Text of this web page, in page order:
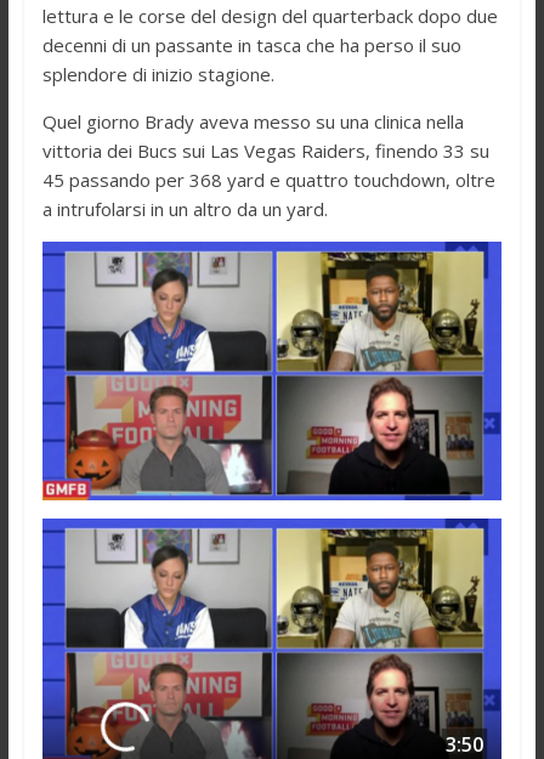
lettura e le corse del design del quarterback dopo due
decenni di un passante in tasca che ha perso il suo
splendore di inizio stagione.
Quel giorno Brady aveva messo su una clinica nella
vittoria dei Bucs sui Las Vegas Raiders, finendo 33 su
45 passando per 368 yard e quattro touchdown, oltre
a intrufolarsi in un altro da un yard.
3:50